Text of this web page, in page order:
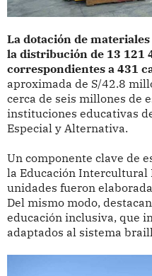
La dotación de
la distribución de 13 121
correspondientes a 431
aproximada de S/42.8
cerca de seis millones de
instituciones educativas
Especial y Alternativa.
Un componente clave de
la Educación Intercultural
unidades fueron
Del mismo modo,
educación inclusiva, que
adaptados al sistema